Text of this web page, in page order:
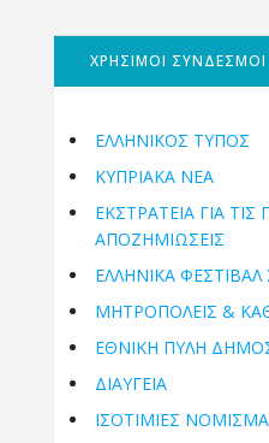
ΧΡΗΣΙΜΟΙ ΣΥΝΔΕΣΜΟΙ
ΕΛΛΗΝΙΚΟΣ ΤΥΠΟΣ
ΚΥΠΡΙΑΚΑ ΝΕΑ
ΕΚΣΤΡΑΤΕΙΑ ΓΙΑ ΤΙΣ
ΑΠΟΖΗΜΙΩΣΕΙΣ
ΕΛΛΗΝΙΚΆ
ΜΗΤΡΟΠΌΛΕΙΣ &
ΕΘΝΙΚΉ ΠΎΛΗ
ΔΙΑΥΓΕΙΑ
ΙΣΟΤΙΜΙΕΣ